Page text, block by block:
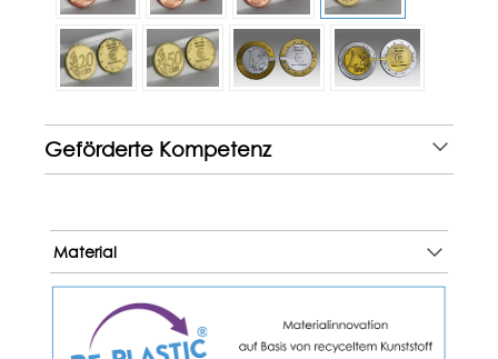
Geförderte Kompetenz
Material